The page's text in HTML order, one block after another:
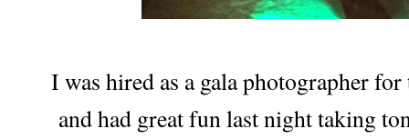
I was hired as a gala photographer
and had great fun last night taking